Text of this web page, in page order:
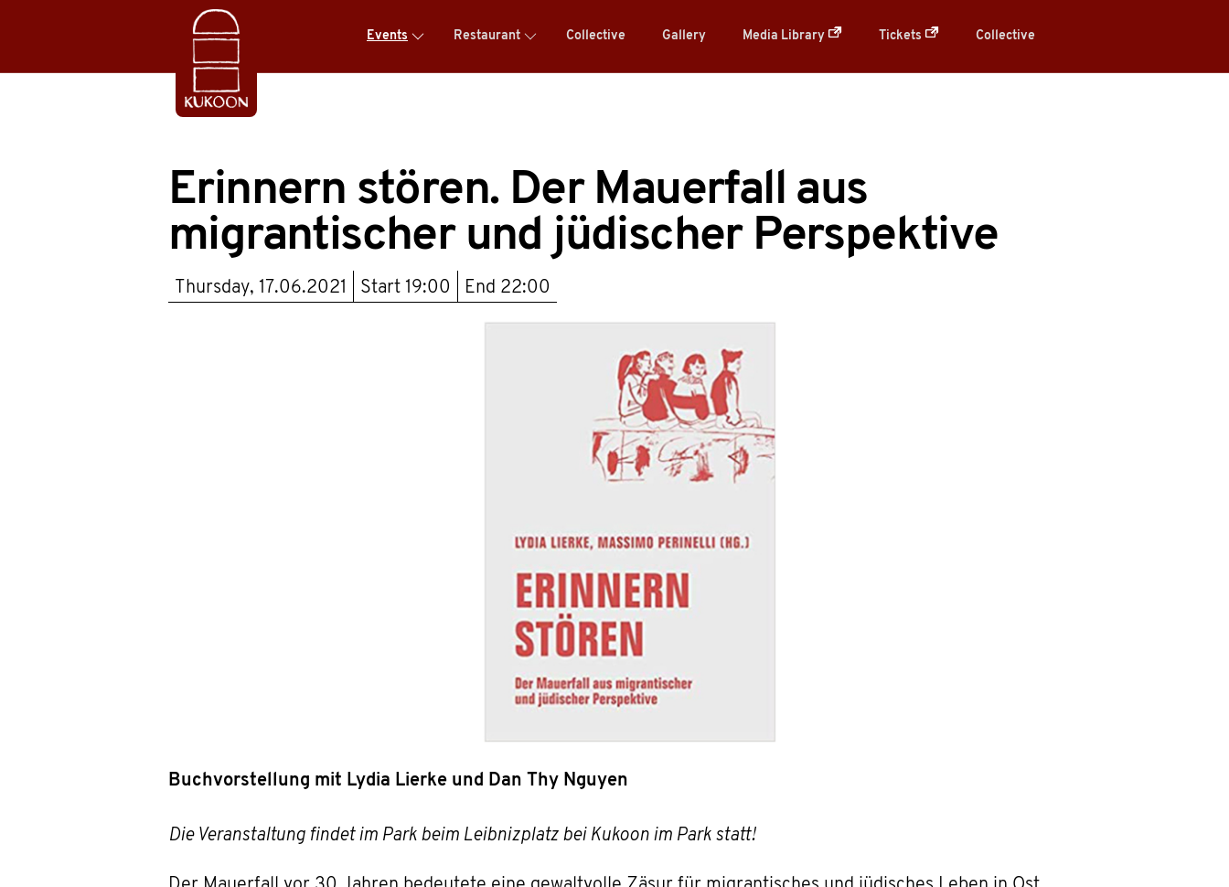
Events Restaurant Collective Gallery Media Library Tickets Collective
Erinnern stören. Der Mauerfall aus
migrantischer und jüdischer Perspektive
Thursday, 17.06.2021 Start 19:00 End 22:00
Buchvorstellung mit Lydia Lierke und Dan Thy Nguyen
Die Veranstaltung findet im Park beim Leibnizplatz bei Kukoon im Park statt!